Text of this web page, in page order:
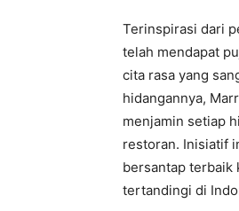
Terinspirasi dari
telah mendapat
cita rasa yang
hidangannya,
menjamin setiap
restoran. Inisiatif
bersantap terbaik
tertandingi di